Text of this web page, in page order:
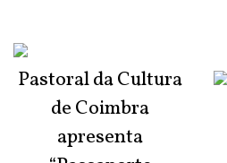
Pastoral da Cultura
de Coimbra
apresenta